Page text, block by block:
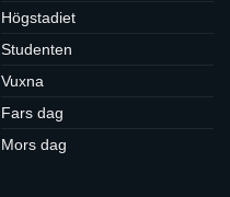
Högstadiet
Studenten
Vuxna
Fars dag
Mors dag